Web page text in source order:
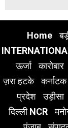
Home
ऊर्जा
कारोबार
ज़रा हटके
कर्नाटक
प्रदेश
उड़ीसा
दिल्ली NCR